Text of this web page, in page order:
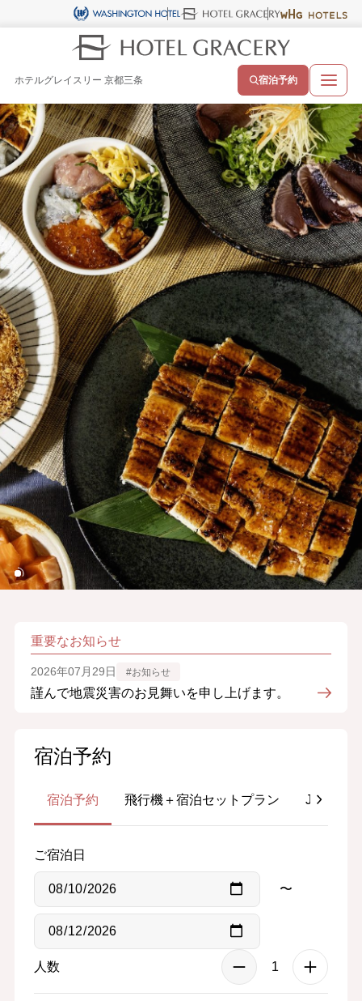
ホテルグレイスリー 京都三条 宿泊予約
重要なお知らせ
2026年07月29日 #お知らせ
謹んで地震災害のお見舞いを申し上げます。
宿泊予約
宿泊予約 飛行機＋宿泊セットプラン JR＋宿
ご宿泊日
〜
人数